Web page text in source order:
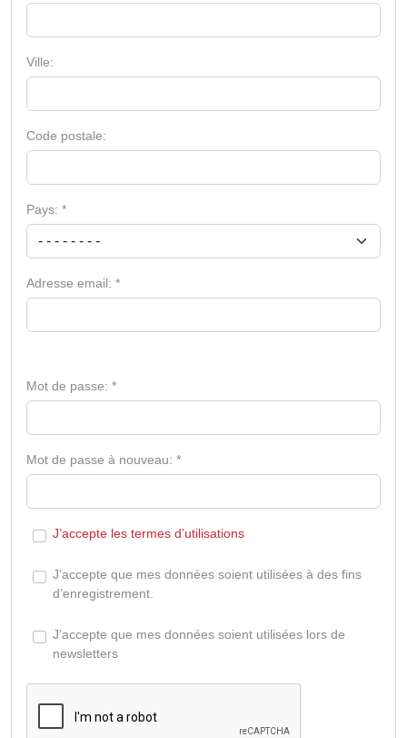
Ville:
Code postale:
Pays: *
- - - - - - - -
Adresse email: *
Mot de passe: *
Mot de passe à nouveau: *
J’accepte les termes d’utilisations
J’accepte que mes données soient utilisées à des fins
d’enregistrement.
J’accepte que mes données soient utilisées lors de
newsletters